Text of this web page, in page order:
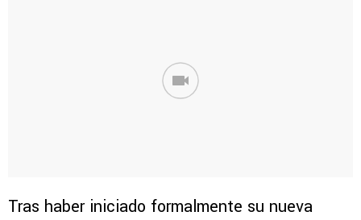
Tras haber iniciado formalmente su nueva